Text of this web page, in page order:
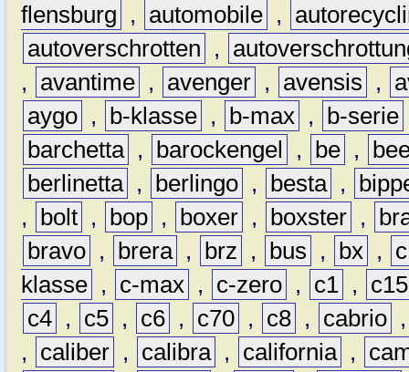
flensburg , automobile ,
autoverschrotten
,
,
avantime , avenger , avensis ,
aygo , b-klasse , b-max , b-serie
barchetta , barockengel , be ,
berlinetta , berlingo , besta ,
,
bolt , bop , boxer , boxster ,
bravo , brera , brz , bus , bx ,
c
klasse , c-max , c-zero , c1 ,
c15
c4 , c5 , c6 , c70 , c8 , cabrio
,
caliber , calibra , california ,